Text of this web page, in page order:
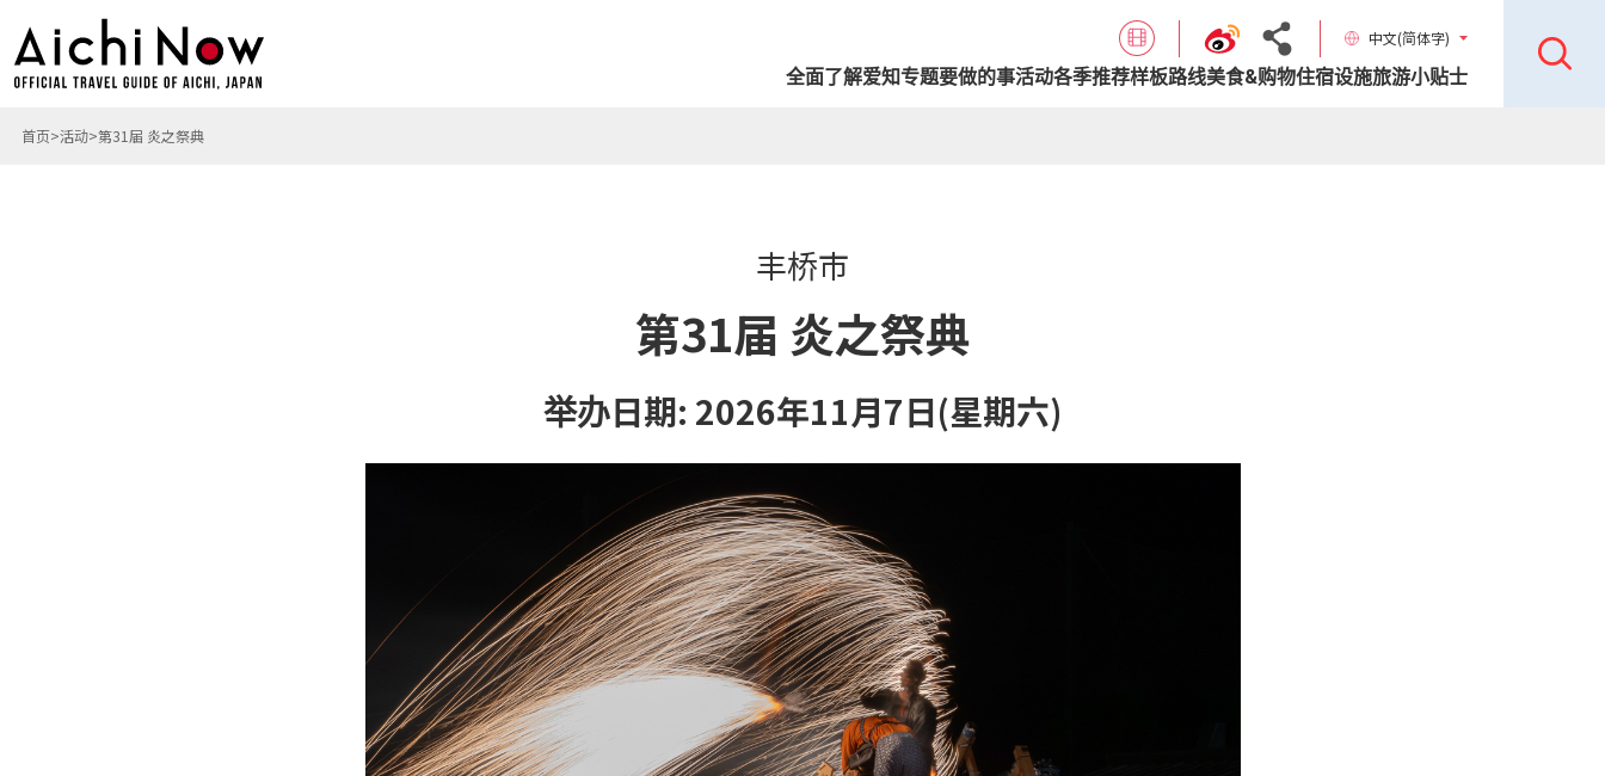
中文(简体字)
全面了解爱知专题要做的事活动各季推荐样板路线美食&购物住宿设施旅游小贴士
首页 活动 第31届 炎之祭典
丰桥市
第31届 炎之祭典
举办日期: 2026年11月7日(星期六)